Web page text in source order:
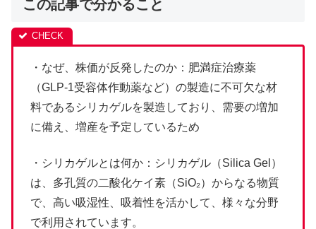
この記事で分かること
・なぜ、株価が反発したのか：肥満症治療薬
（GLP-1受容体作動薬など）の製造に不可欠な材
料であるシリカゲルを製造しており、需要の増加
に備え、増産を予定しているため
・シリカゲルとは何か：シリカゲル（Silica Gel）
は、多孔質の二酸化ケイ素（SiO₂）からなる物質
で、高い吸湿性、吸着性を活かして、様々な分野
で利用されています。